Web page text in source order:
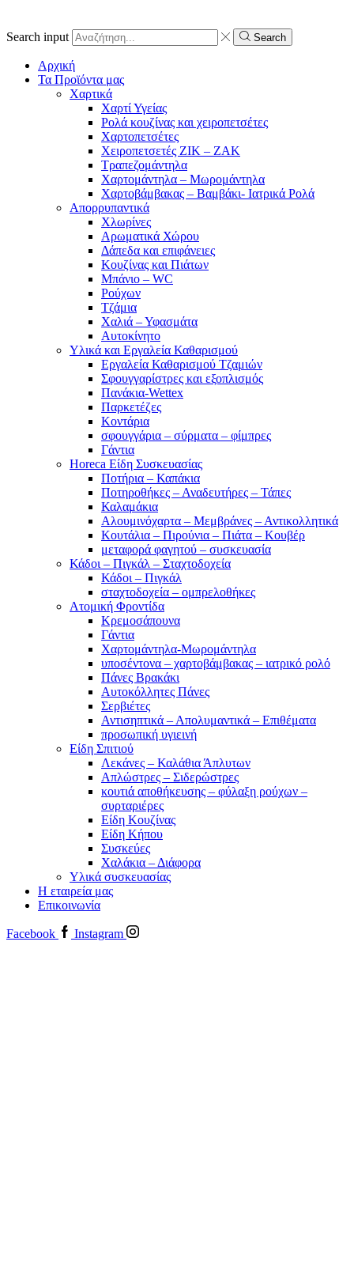
Search input Search
Αρχική
Τα Προϊόντα μας
Χαρτικά
Χαρτί Υγείας
Ρολά κουζίνας και χειροπετσέτες
Χαρτοπετσέτες
Χειροπετσετές ΖΙΚ – ΖΑΚ
Τραπεζομάντηλα
Χαρτομάντηλα – Μωρομάντηλα
Χαρτοβάμβακας – Βαμβάκι- Ιατρικά Ρολά
Απορρυπαντικά
Χλωρίνες
Αρωματικά Χώρου
Δάπεδα και επιφάνειες
Κουζίνας και Πιάτων
Μπάνιο – WC
Ρούχων
Τζάμια
Χαλιά – Υφασμάτα
Αυτοκίνητο
Υλικά και Εργαλεία Καθαρισμού
Εργαλεία Καθαρισμού Τζαμιών
Σφουγγαρίστρες και εξοπλισμός
Πανάκια-Wettex
Παρκετέζες
Κοντάρια
σφουγγάρια – σύρματα – φίμπρες
Γάντια
Horeca Είδη Συσκευασίας
Ποτήρια – Καπάκια
Ποτηροθήκες – Αναδευτήρες – Τάπες
Καλαμάκια
Αλουμινόχαρτα – Μεμβράνες – Αντικολλητικά
Κουτάλια – Πιρούνια – Πιάτα – Κουβέρ
μεταφορά φαγητού – συσκευασία
Κάδοι – Πιγκάλ – Σταχτοδοχεία
Κάδοι – Πιγκάλ
σταχτοδοχεία – ομπρελοθήκες
Ατομική Φροντίδα
Κρεμοσάπουνα
Γάντια
Χαρτομάντηλα-Μωρομάντηλα
υποσέντονα – χαρτοβάμβακας – ιατρικό ρολό
Πάνες Βρακάκι
Αυτοκόλλητες Πάνες
Σερβιέτες
Αντισηπτικά – Απολυμαντικά – Επιθέματα
προσωπική υγιεινή
Είδη Σπιτιού
Λεκάνες – Καλάθια Άπλυτων
Απλώστρες – Σιδερώστρες
κουτιά αποθήκευσης – φύλαξη ρούχων –
συρταριέρες
Είδη Κουζίνας
Είδη Κήπου
Συσκεύες
Χαλάκια – Διάφορα
Yλικά συσκευασίας
Η εταιρεία μας
Επικοινωνία
Facebook Instagram